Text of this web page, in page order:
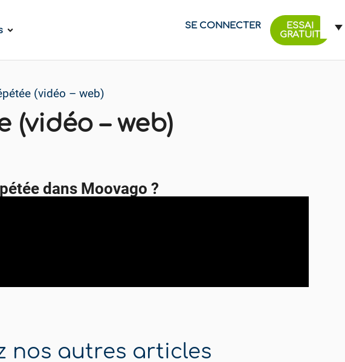
SE CONNECTER
ESSAI
GRATUIT
(vidéo – web)
(vidéo – web)
dans Moovago ?
nos autres articles